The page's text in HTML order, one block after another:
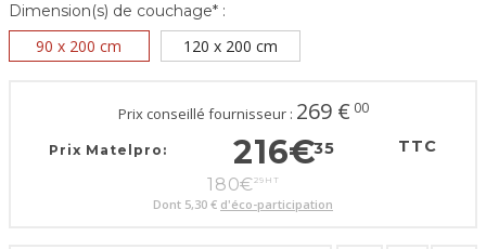
Dimension(s) de couchage* :
90 x 200 cm 120 x 200 cm
Prix conseillé fournisseur : 269 € 00
Prix Matelpro: 216€35 TTC
180€29 HT
Dont 5,30 € d'éco-participation